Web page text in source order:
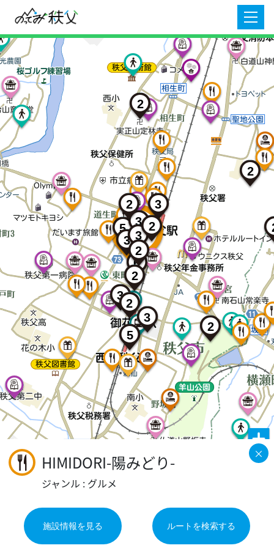
6
5
5
3
3
3
3
3
3
2
2
2
2
2
2
2
2
©2026 ZENRIN DataCom
地図データ©2026 ZENRIN
×
HIMIDORI-陽みどり-
ジャンル : グルメ
施設情報を見る ルートを検索する